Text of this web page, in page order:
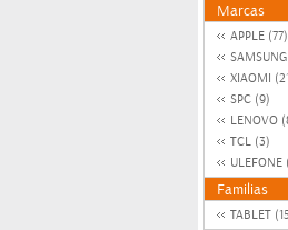
Marcas
APPLE (77)
XIAOMI
SPC (9)
LENOVO
TCL (3)
ULEFONE
Familias
TABLET